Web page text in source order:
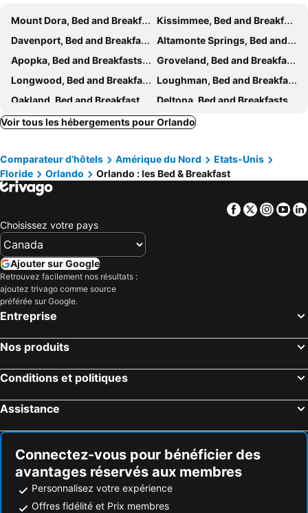
Mount Dora, Bed and Breakfasts (B and B)
Kissimmee, Bed and Breakfasts (B and B)
Davenport, Bed and Breakfasts (B and B)
Altamonte Springs, Bed and Breakfasts (B and B)
Apopka, Bed and Breakfasts (B and B)
Groveland, Bed and Breakfasts (B and B)
Longwood, Bed and Breakfasts (B and B)
Loughman, Bed and Breakfasts (B and B)
Oakland, Bed and Breakfasts (B and B)
Deltona, Bed and Breakfasts (B and B)
Ridge, Bed and Breakfasts (B and B)
Voir tous les hébergements pour Orlando
Comparateur d’hôtels Amérique du Nord
Etats-Unis
Floride
Orlando Orlando : les Bed & Breakfast
Facebook
Twitter
Choisissez votre pays
Ajouter sur Google
Retrouvez facilement nos résultats :
ajoutez trivago comme source
préférée sur Google.
Entreprise
Nos produits
Conditions et politiques
Assistance
Connectez-vous pour bénéficier des
avantages réservés aux membres
Personnalisez votre expérience
Offres fidélité et Prix membres